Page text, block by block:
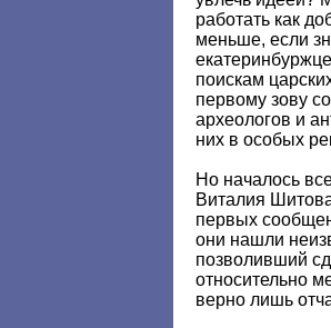
работать как
меньше, если
поискам
первому зову
археологов и
них в особых
Но началось
Виталия
первых
они нашли
позволивший
относительно
верно лишь